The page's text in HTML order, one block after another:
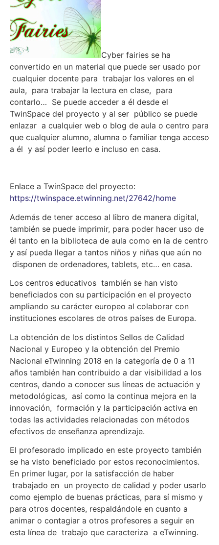
Cyber fairies se ha
convertido en un material que puede ser usado por
cualquier docente para trabajar los valores en el
aula, para trabajar la lectura en clase, para
contarlo… Se puede acceder a él desde el
TwinSpace del proyecto y al ser público se puede
enlazar a cualquier web o blog de aula o centro para
que cualquier alumno, alumna o familiar tenga acceso
a él y así poder leerlo e incluso en casa.
Enlace a TwinSpace del proyecto:
https://twinspace.etwinning.net/27642/home
Además de tener acceso al libro de manera digital,
también se puede imprimir, para poder hacer uso de
él tanto en la biblioteca de aula como en la de centro
y así pueda llegar a tantos niños y niñas que aún no
disponen de ordenadores, tablets, etc… en casa.
Los centros educativos también se han visto
beneficiados con su participación en el proyecto
ampliando su carácter europeo al colaborar con
instituciones escolares de otros países de Europa.
La obtención de los distintos Sellos de Calidad
Nacional y Europeo y la obtención del Premio
Nacional eTwinning 2018 en la categoría de 0 a 11
años también han contribuido a dar visibilidad a los
centros, dando a conocer sus líneas de actuación y
metodológicas, así como la continua mejora en la
innovación, formación y la participación activa en
todas las actividades relacionadas con métodos
efectivos de enseñanza aprendizaje.
El profesorado implicado en este proyecto también
se ha visto beneficiado por estos reconocimientos.
En primer lugar, por la satisfacción de haber
trabajado en un proyecto de calidad y poder usarlo
como ejemplo de buenas prácticas, para sí mismo y
para otros docentes, respaldándole en cuanto a
animar o contagiar a otros profesores a seguir en
esta línea de trabajo que caracteriza a eTwinning.